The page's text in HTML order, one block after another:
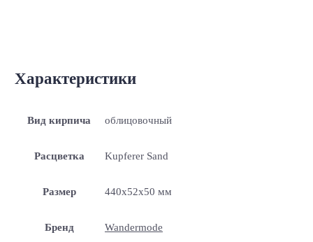
Характеристики
Вид кирпича облицовочный
Расцветка Kupferer Sand
Размер 440x52x50 мм
Бренд Wandermode